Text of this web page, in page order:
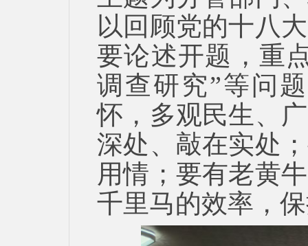
以回顾党的十八
要论述开题，重
调查研究”等问
怀，多观民生、
深处、敲在实处
用情；要有老黄
千里马的效率，